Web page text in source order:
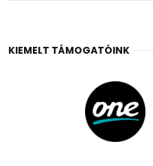
KIEMELT TÁMOGATÓINK